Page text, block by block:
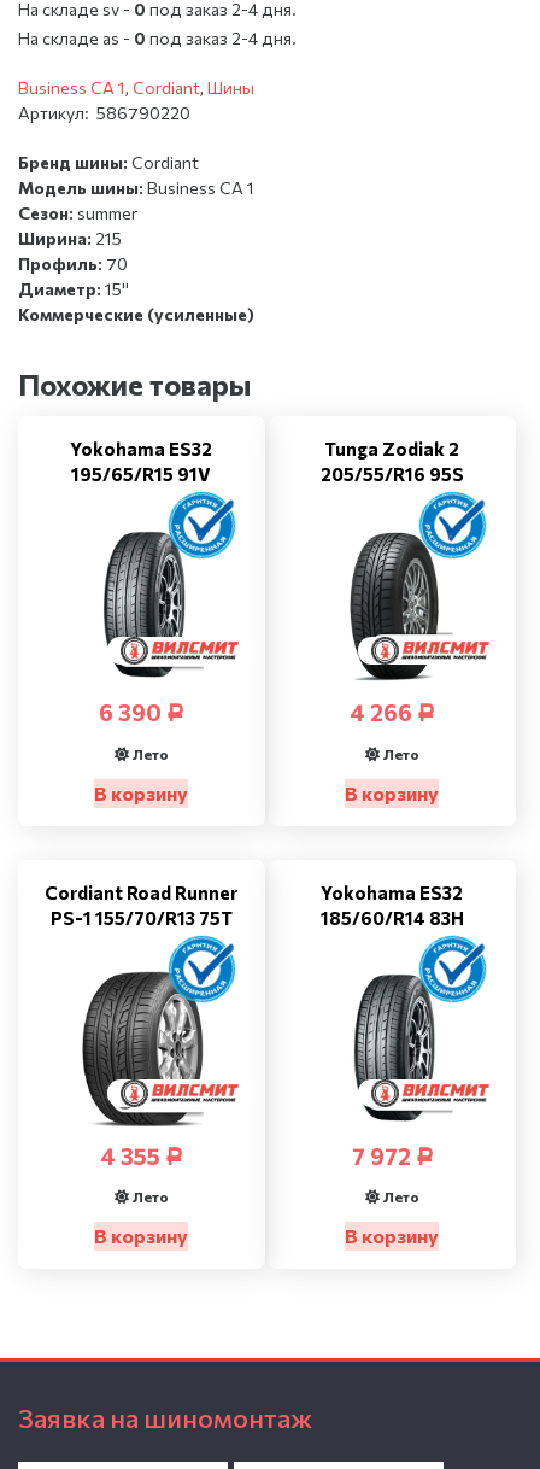
На складе sv - 0 под заказ 2-4 дня.
На складе as - 0 под заказ 2-4 дня.
Business CA 1, Cordiant, Шины
Артикул: 586790220
Бренд шины: Cordiant
Модель шины: Business CA 1
Сезон: summer
Ширина: 215
Профиль: 70
Диаметр: 15''
Коммерческие (усиленные)
Похожие товары
Yokohama ES32
195/65/R15 91V
6 390 Р
Лето
В корзину
Tunga Zodiak 2
205/55/R16 95S
4 266 Р
Лето
В корзину
Cordiant Road Runner
PS-1 155/70/R13 75T
4 355 Р
Лето
В корзину
Yokohama ES32
185/60/R14 83H
7 972 Р
Лето
В корзину
Заявка на шиномонтаж